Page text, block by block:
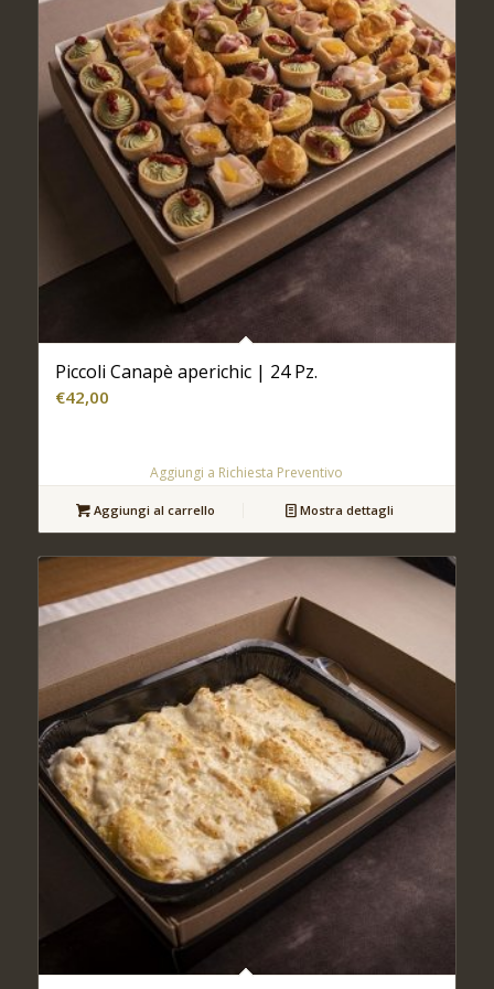
Piccoli Canapè aperichic | 24 Pz.
€42,00
Aggiungi a Richiesta Preventivo
Aggiungi al carrello Mostra dettagli